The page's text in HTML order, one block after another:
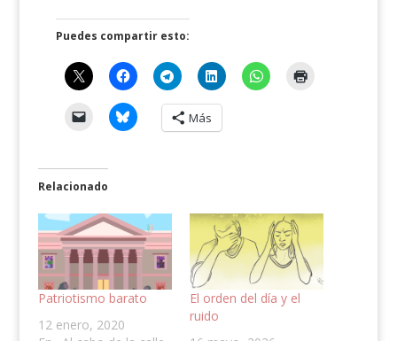
Puedes compartir esto:
Más
Relacionado
Patriotismo barato
12 enero, 2020
El orden del día y el
ruido